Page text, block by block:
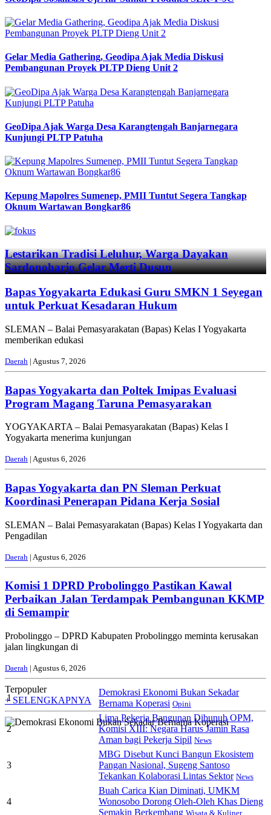
Gelar Media Gathering, Geodipa Ajak Media Diskusi
Pembangunan Proyek PLTP Dieng Unit 2
GeoDipa Ajak Warga Desa Karangtengah Banjarnegara
Kunjungi PLTP Patuha
Kepung Mapolres Sumenep, PMII Tuntut Segera Tangkap
Oknum Wartawan Bongkar86
Previous
Next
Lestarikan Tradisi Leluhur, Warga Dayakan
Sardonoharjo Gelar Merti Dusun
Bapas Yogyakarta Edukasi Guru SMKN 1 Seyegan
untuk Perkuat Kesadaran Hukum
SLEMAN – Balai Pemasyarakatan (Bapas) Kelas I Yogyakarta
memberikan edukasi
Daerah | Agustus 7, 2026
Bapas Yogyakarta dan Poltek Imipas Evaluasi
Program Magang Taruna Pemasyarakan
YOGYAKARTA – Balai Pemasyarakatan (Bapas) Kelas I
Yogyakarta menerima kunjungan
Daerah | Agustus 6, 2026
Bapas Yogyakarta dan PN Sleman Perkuat
Koordinasi Penerapan Pidana Kerja Sosial
SLEMAN – Balai Pemasyarakatan (Bapas) Kelas I Yogyakarta dan
Pengadilan
Daerah | Agustus 6, 2026
Komisi 1 DPRD Probolinggo Pastikan Kawal
Perbaikan Jalan Terdampak Pembangunan KKMP
di Semampir
Probolinggo – DPRD Kabupaten Probolinggo meminta kerusakan
jalan lingkungan di
Daerah | Agustus 6, 2026
Terpopuler
+ SELENGKAPNYA
1
Demokrasi Ekonomi Bukan Sekadar
Bernama Koperasi Opini
2
Lima Pekerja Bangunan Dibunuh OPM,
Komisi XIII: Negara Harus Jamin Rasa
Aman bagi Pekerja Sipil News
3
MBG Disebut Kunci Bangun Ekosistem
Pangan Nasional, Sugeng Santoso
Tekankan Kolaborasi Lintas Sektor News
4
Buah Carica Kian Diminati, UMKM
Wonosobo Dorong Oleh-Oleh Khas Dieng
Semakin Berkembang Wisata & Kuliner